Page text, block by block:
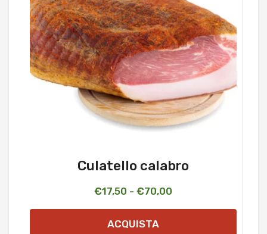
Culatello calabro
€17,50 - €70,00
di
ACQUISTA